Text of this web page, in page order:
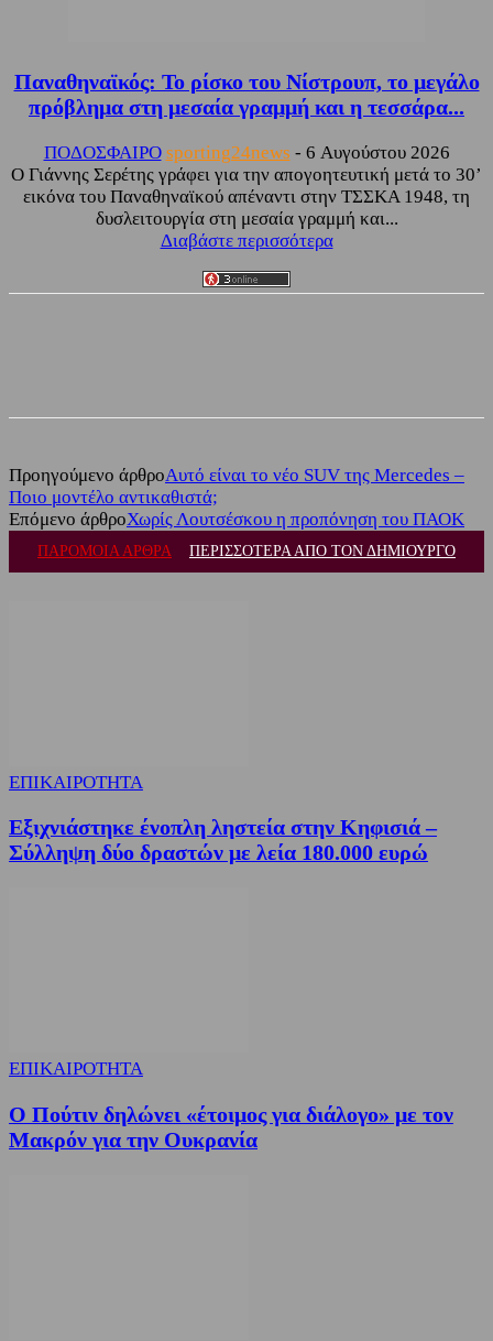
Παναθηναϊκός: Το ρίσκο του Νίστρουπ, το μεγάλο
πρόβλημα στη μεσαία γραμμή και η τεσσάρα...
ΠΟΔΟΣΦΑΙΡΟ sporting24news - 6 Αυγούστου 2026
Ο Γιάννης Σερέτης γράφει για την απογοητευτική μετά το 30’
εικόνα του Παναθηναϊκού απέναντι στην ΤΣΣΚΑ 1948, τη
δυσλειτουργία στη μεσαία γραμμή και...
Διαβάστε περισσότερα
Προηγούμενο άρθροΑυτό είναι το νέο SUV της Mercedes –
Ποιο μοντέλο αντικαθιστά;
Επόμενο άρθροΧωρίς Λουτσέσκου η προπόνηση του ΠΑΟΚ
ΠΑΡΟΜΟΙΑ ΑΡΘΡΑ ΠΕΡΙΣΣΟΤΕΡΑ ΑΠΟ ΤΟΝ ΔΗΜΙΟΥΡΓΟ
ΕΠΙΚΑΙΡΟΤΗΤΑ
Εξιχνιάστηκε ένοπλη ληστεία στην Κηφισιά –
Σύλληψη δύο δραστών με λεία 180.000 ευρώ
ΕΠΙΚΑΙΡΟΤΗΤΑ
Ο Πούτιν δηλώνει «έτοιμος για διάλογο» με τον
Μακρόν για την Ουκρανία